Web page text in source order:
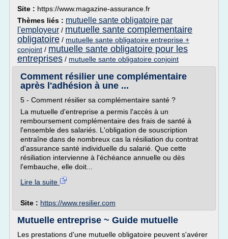
Site : https://www.magazine-assurance.fr
Thèmes liés : mutuelle sante obligatoire par
l'employeur / mutuelle sante complementaire
obligatoire / mutuelle sante obligatoire entreprise +
conjoint / mutuelle sante obligatoire pour les
entreprises / mutuelle sante obligatoire conjoint
Comment résilier une complémentaire
après l'adhésion à une ...
5 - Comment résilier sa complémentaire santé ?
La mutuelle d'entreprise a permis l'accès à un
remboursement complémentaire des frais de santé à
l'ensemble des salariés. L'obligation de souscription
entraîne dans de nombreux cas la résiliation du contrat
d'assurance santé individuelle du salarié. Que cette
résiliation intervienne à l'échéance annuelle ou dès
l'embauche, elle doit...
Lire la suite
Site : https://www.resilier.com
Mutuelle entreprise ~ Guide mutuelle
Les prestations d'une mutuelle obligatoire peuvent s'avérer